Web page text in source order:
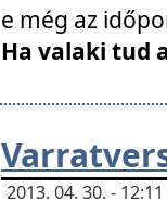
e még az
Ha valaki tud
2013. 04. 30. -